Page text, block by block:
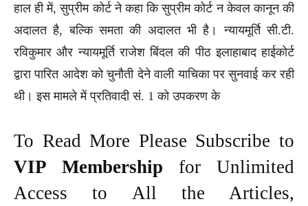
हाल ही में, सुप्रीम कोर्ट ने कहा कि सुप्रीम कोर्ट न केवल कानून की
अदालत है, बल्कि समता की अदालत भी है। न्यायमूर्ति सी.टी.
रविकुमार और न्यायमूर्ति राजेश बिंदल की पीठ इलाहाबाद हाईकोर्ट
द्वारा पारित आदेश को चुनौती देने वाली याचिका पर सुनवाई कर रही
थी। इस मामले में प्रतिवादी सं. 1 को उपकरण के
To Read More Please Subscribe to
VIP Membership for Unlimited
Access to All the Articles,